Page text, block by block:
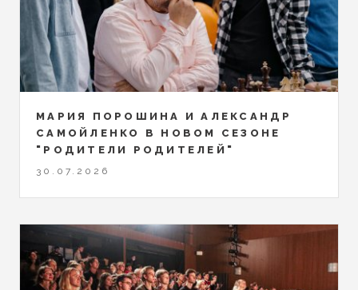
МАРИЯ ПОРОШИНА И АЛЕКСАНДР
САМОЙЛЕНКО В НОВОМ СЕЗОНЕ
"РОДИТЕЛИ РОДИТЕЛЕЙ"
30.07.2026